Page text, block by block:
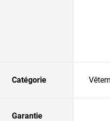
Catégorie
Garantie